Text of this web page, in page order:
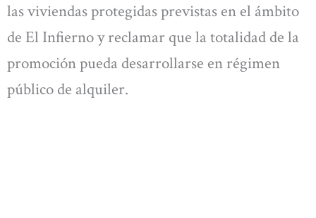
las viviendas protegidas previstas en el ámbito
de El Infierno y reclamar que la totalidad de la
promoción pueda desarrollarse en régimen
público de alquiler.